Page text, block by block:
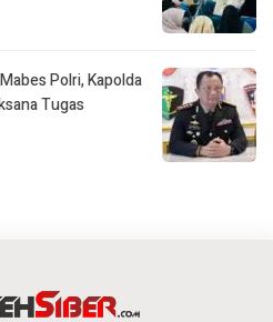
Polri, Kapolda
Tugas